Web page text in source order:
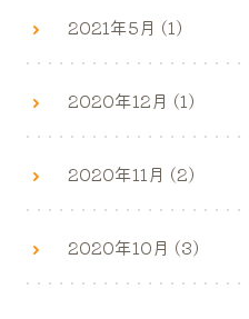
2021年5月 (1)
2020年12月 (1)
2020年11月 (2)
2020年10月 (3)